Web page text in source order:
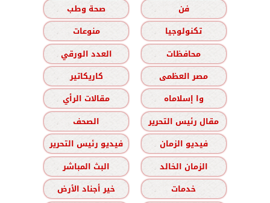
فن
صحة وطب
تكنولوجيا
منوعات
محافظات
العدد الورقي
مصر العظمى
كاريكاتير
وا إسلاماه
مقالات الرأي
مقال رئيس التحرير
الصحف
فيديو الزمان
فيديو رئيس التحرير
الزمان الخالد
البث المباشر
خدمات
خير أجناد الأرض